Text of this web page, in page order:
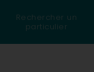
Rechercher un
particulier